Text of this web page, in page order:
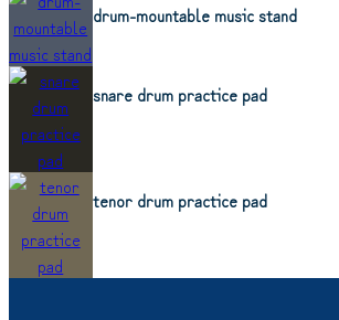
drum-mountable music stand
snare drum practice pad
tenor drum practice pad